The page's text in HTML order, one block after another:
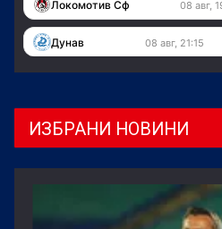
Локомотив Сф 08 авг,
Дунав 08 авг, 21:15
ИЗБРАНИ НОВИНИ